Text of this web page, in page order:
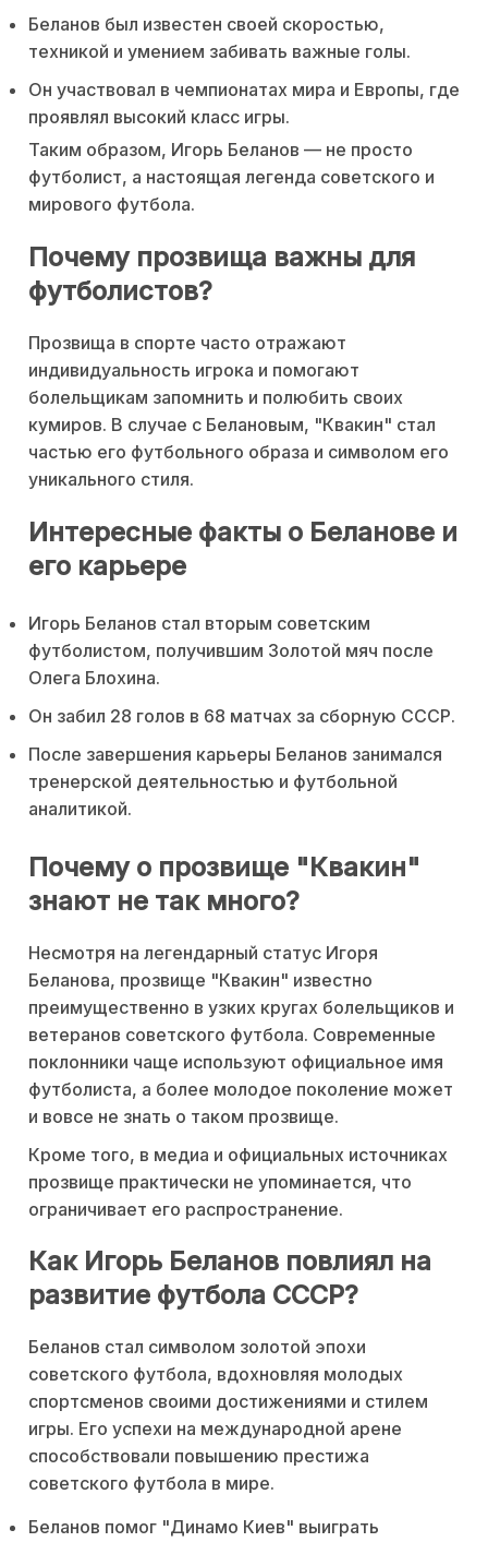
Беланов был известен своей скоростью,
техникой и умением забивать важные голы.
Он участвовал в чемпионатах мира и Европы, где
проявлял высокий класс игры.
Таким образом, Игорь Беланов — не просто
футболист, а настоящая легенда советского и
мирового футбола.
Почему прозвища важны для
футболистов?
Прозвища в спорте часто отражают
индивидуальность игрока и помогают
болельщикам запомнить и полюбить своих
кумиров. В случае с Белановым, "Квакин" стал
частью его футбольного образа и символом его
уникального стиля.
Интересные факты о Беланове и
его карьере
Игорь Беланов стал вторым советским
футболистом, получившим Золотой мяч после
Олега Блохина.
Он забил 28 голов в 68 матчах за сборную СССР.
После завершения карьеры Беланов занимался
тренерской деятельностью и футбольной
аналитикой.
Почему о прозвище "Квакин"
знают не так много?
Несмотря на легендарный статус Игоря
Беланова, прозвище "Квакин" известно
преимущественно в узких кругах болельщиков и
ветеранов советского футбола. Современные
поклонники чаще используют официальное имя
футболиста, а более молодое поколение может
и вовсе не знать о таком прозвище.
Кроме того, в медиа и официальных источниках
прозвище практически не упоминается, что
ограничивает его распространение.
Как Игорь Беланов повлиял на
развитие футбола СССР?
Беланов стал символом золотой эпохи
советского футбола, вдохновляя молодых
спортсменов своими достижениями и стилем
игры. Его успехи на международной арене
способствовали повышению престижа
советского футбола в мире.
Беланов помог "Динамо Киев" выиграть